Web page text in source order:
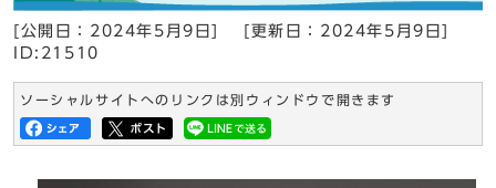
[公開日： 2024年5月9日 [更新日： 2024年5月9日
ID:21510
ソーシャルサイトへのリンクは別ウィンドウで開きます